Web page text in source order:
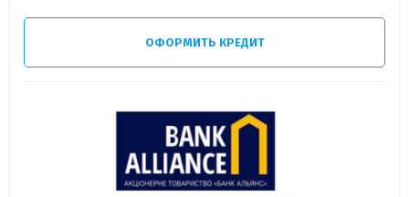
ОФОРМИТЬ КРЕДИТ